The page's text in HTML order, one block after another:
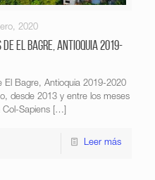
2020
El Bagre, Antioquia 2019-
El Bagre, Antioquia 2019-2020
desde 2013 y entre los meses
Sapiens […]
Leer más